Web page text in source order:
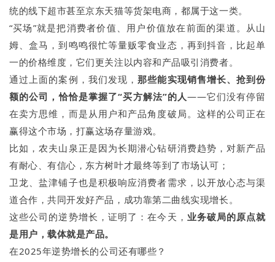
统的线下超市甚至京东天猫等货架电商，都属于这一类。
“买场”就是把消费者价值、用户价值放在前面的渠道。从山
姆、盒马，到鸣鸣很忙等量贩零食业态，再到抖音，比起单
一的价格维度，它们更关注以内容和产品吸引消费者。
通过上面的案例，我们发现，那些能实现销售增长、抢到份
额的公司，恰恰是掌握了“买方解法”的人——它们没有停留
在卖方思维，而是从用户和产品角度破局。这样的公司正在
赢得这个市场，打赢这场存量游戏。
比如，农夫山泉正是因为长期潜心钻研消费趋势，对新产品
有耐心、有信心，东方树叶才最终等到了市场认可；
卫龙、盐津铺子也是积极响应消费者需求，以开放心态与渠
道合作，共同开发好产品，成功靠第二曲线实现增长。
这些公司的逆势增长，证明了：在今天， 业务破局的原点就
是用户，载体就是产品。
在2025年逆势增长的公司还有哪些？